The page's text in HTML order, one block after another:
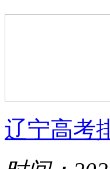
辽宁高考